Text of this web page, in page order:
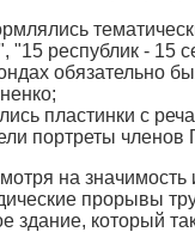
"15 республик - 15
обязательно
пластинки с
портреты
на
прорывы
здание, который